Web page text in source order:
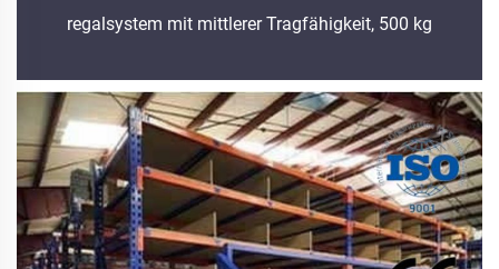
regalsystem mit mittlerer Tragfähigkeit, 500 kg